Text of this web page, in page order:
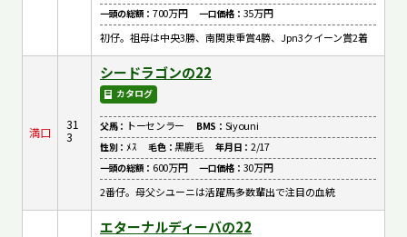
一頭の総額：700万円 一口価格： 35万円
初仔。祖母は中央3勝、南関東重賞4勝、Jpn3クイーン賞2着
満口
31
3
シードラゴンの22
カタログ
父馬： トーセンラー BMS： Siyouni
性別：ﾒｽ 毛色：黒鹿毛 年月日：2/17
一頭の総額： 600万円 一口価格： 30万円
2番仔。母父シユーニは活躍馬多数輩出で注目の血統
エターナルディーバの22